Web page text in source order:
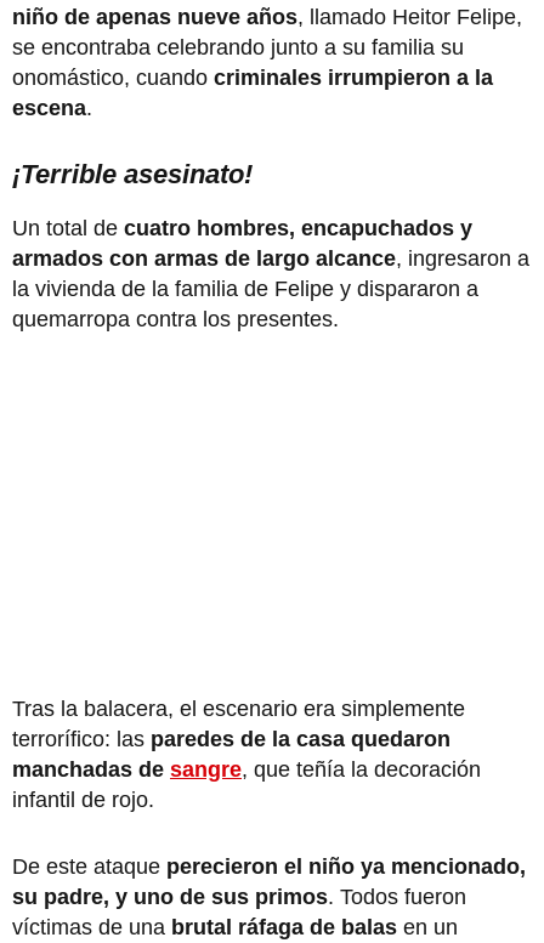
niño de apenas nueve años, llamado Heitor Felipe,
se encontraba celebrando junto a su familia su
onomástico, cuando criminales irrumpieron a la
escena.
¡Terrible asesinato!
Un total de cuatro hombres, encapuchados y
armados con armas de largo alcance, ingresaron a
la vivienda de la familia de Felipe y dispararon a
quemarropa contra los presentes.
Tras la balacera, el escenario era simplemente
terrorífico: las paredes de la casa quedaron
manchadas de sangre, que teñía la decoración
infantil de rojo.
De este ataque perecieron el niño ya mencionado,
su padre, y uno de sus primos. Todos fueron
víctimas de una brutal ráfaga de balas en un